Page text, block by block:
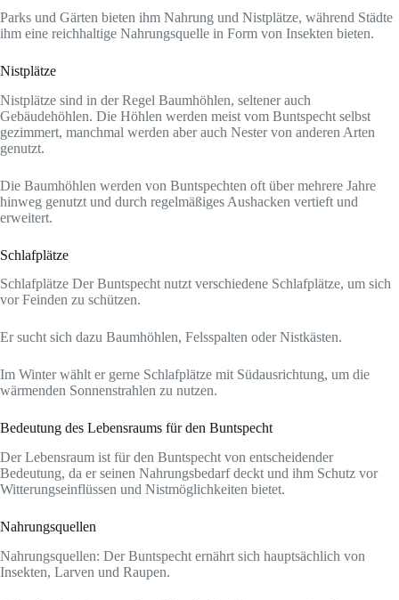
Parks und Gärten bieten ihm Nahrung und Nistplätze, während Städte
ihm eine reichhaltige Nahrungsquelle in Form von Insekten bieten.
Nistplätze
Nistplätze sind in der Regel Baumhöhlen, seltener auch
Gebäudehöhlen. Die Höhlen werden meist vom Buntspecht selbst
gezimmert, manchmal werden aber auch Nester von anderen Arten
genutzt.
Die Baumhöhlen werden von Buntspechten oft über mehrere Jahre
hinweg genutzt und durch regelmäßiges Aushacken vertieft und
erweitert.
Schlafplätze
Schlafplätze Der Buntspecht nutzt verschiedene Schlafplätze, um sich
vor Feinden zu schützen.
Er sucht sich dazu Baumhöhlen, Felsspalten oder Nistkästen.
Im Winter wählt er gerne Schlafplätze mit Südausrichtung, um die
wärmenden Sonnenstrahlen zu nutzen.
Bedeutung des Lebensraums für den Buntspecht
Der Lebensraum ist für den Buntspecht von entscheidender
Bedeutung, da er seinen Nahrungsbedarf deckt und ihm Schutz vor
Witterungseinflüssen und Nistmöglichkeiten bietet.
Nahrungsquellen
Nahrungsquellen: Der Buntspecht ernährt sich hauptsächlich von
Insekten, Larven und Raupen.